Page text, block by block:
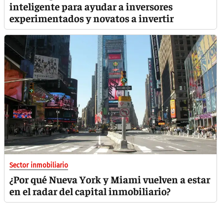
inteligente para ayudar a inversores
experimentados y novatos a invertir
Sector inmobiliario
¿Por qué Nueva York y Miami vuelven a estar
en el radar del capital inmobiliario?